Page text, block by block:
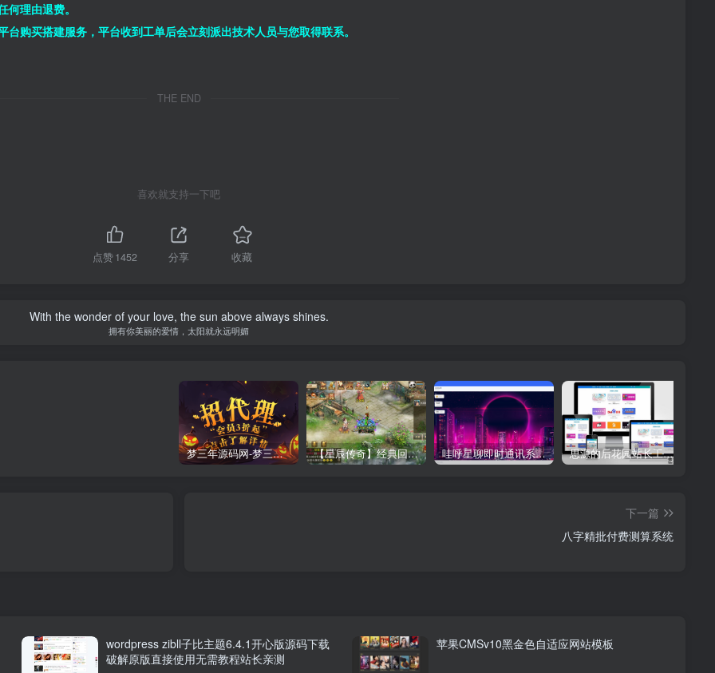
理由退费。
购买搭建服务，平台收到工单后会立刻派出技术人员与您取得联系。
THE END
喜欢就支持一下吧
点赞1452 分享 收藏
With the wonder of your love, the sun above always shines.
拥有你美丽的爱情，太阳就永远明媚
梦三年源码网-梦三年ym会员代理详情 【星辰传奇】经典回合制手游+安卓端+GM工具+详细搭建教程 哇呼星聊即时通讯系统源码 Android+iOS+PC三端 附教程 思源的后花园站长工具箱EMLOG模板源码
下一篇
八字精批付费测算系统
wordpress zibll子比主题6.4.1开心版源码下载
破解原版直接使用无需教程站长亲测
苹果CMSv10黑金色自适应网站模板